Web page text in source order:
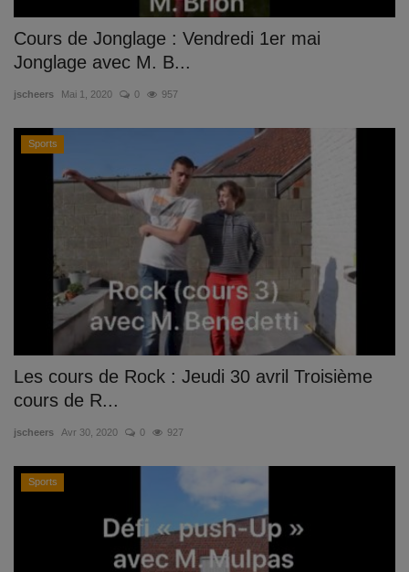
Cours de Jonglage : Vendredi 1er mai
Jonglage avec M. B...
jscheers Mai 1, 2020 0 957
Sports
Les cours de Rock : Jeudi 30 avril Troisième
cours de R...
jscheers Avr 30, 2020 0 927
Sports